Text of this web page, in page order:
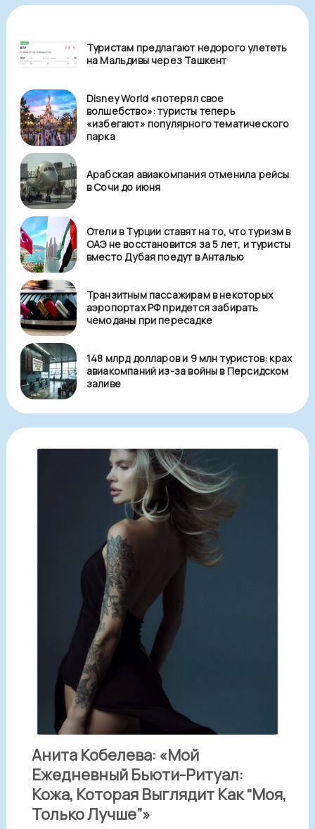
Туристам предлагают недорого улететь
на Мальдивы через Ташкент
Disney World «потерял свое
волшебство»: туристы теперь
«избегают» популярного тематического
парка
Арабская авиакомпания отменила рейсы
в Сочи до июня
Отели в Турции ставят на то, что туризм в
ОАЭ не восстановится за 5 лет, и туристы
вместо Дубая поедут в Анталью
Транзитным пассажирам в некоторых
аэропортах РФ придется забирать
чемоданы при пересадке
148 млрд долларов и 9 млн туристов: крах
авиакомпаний из-за войны в Персидском
заливе
Анита Кобелева: «Мой
Ежедневный Бьюти-Ритуал:
Кожа, Которая Выглядит Как “моя,
Только Лучше”»